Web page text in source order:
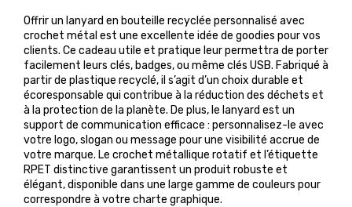
Offrir un lanyard en bouteille recyclée personnalisé avec
crochet métal est une excellente idée de goodies pour vos
clients. Ce cadeau utile et pratique leur permettra de porter
facilement leurs clés, badges, ou même clés USB. Fabriqué à
partir de plastique recyclé, il s’agit d’un choix durable et
écoresponsable qui contribue à la réduction des déchets et
à la protection de la planète. De plus, le lanyard est un
support de communication efficace : personnalisez-le avec
votre logo, slogan ou message pour une visibilité accrue de
votre marque. Le crochet métallique rotatif et l’étiquette
RPET distinctive garantissent un produit robuste et
élégant, disponible dans une large gamme de couleurs pour
correspondre à votre charte graphique.